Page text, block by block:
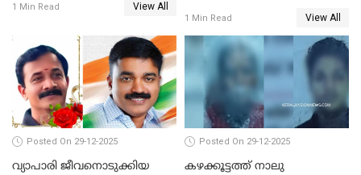
1 Min Read View All
പിഴ
1 Min Read View All
Posted On 29-12-2025
വ്യാപാരി ജീവനൊടുക്കിയ
Posted On 29-12-2025
കഴക്കൂട്ടത്ത് നാലു